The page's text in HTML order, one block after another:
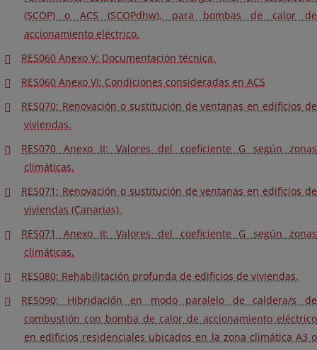
(SCOP) o ACS (SCOPdhw), para bombas de calor de
accionamiento eléctrico.
RES060 Anexo V: Documentación técnica.
RES060 Anexo VI: Condiciones consideradas en ACS
RES070: Renovación o sustitución de ventanas en edificios de
viviendas.
RES070 Anexo II: Valores del coeficiente G según zonas
climáticas.
RES071: Renovación o sustitución de ventanas en edificios de
viviendas (Canarias).
RES071 Anexo II: Valores del coeficiente G según zonas
climáticas.
RES080: Rehabilitación profunda de edificios de viviendas.
RES090: Hibridación en modo paralelo de caldera/s de
combustión con bomba de calor de accionamiento eléctrico
en edificios residenciales ubicados en la zona climática A3 o